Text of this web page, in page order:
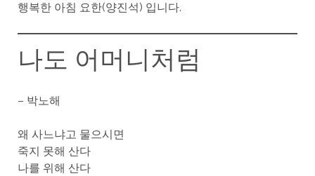
행복한 아침 요한(양진석) 입니다.
나도 어머니처럼
– 박노해
왜 사느냐고 물으시면
죽지 못해 산다
나를 위해 산다